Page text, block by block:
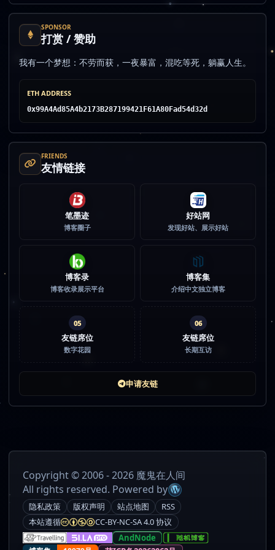
SPONSOR
打赏 / 赞助
我有一个梦想：不劳而获，一夜暴富，混吃等死，躺赢人生。
ETH ADDRESS
0x99A4Ad85A4b2173B287199421F61A80Fad54d32d
FRIENDS
友情链接
笔墨迹
博客圈子
好站网
发现好站、展示好站
博客录
博客收录展示平台
博客集
介绍中文独立博客
05
友链席位
数字花园
06
友链席位
长期互访
申请友链
Copyright © 2006 - 2026 魔鬼在人间
All rights reserved. Powered by
隐私政策 版权声明 站点地图
RSS
本站遵循
CC-BY-NC-SA 4.0 协议
AndNode